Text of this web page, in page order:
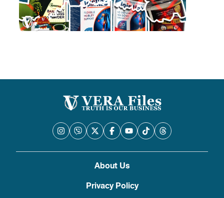
About Us
Privacy Policy